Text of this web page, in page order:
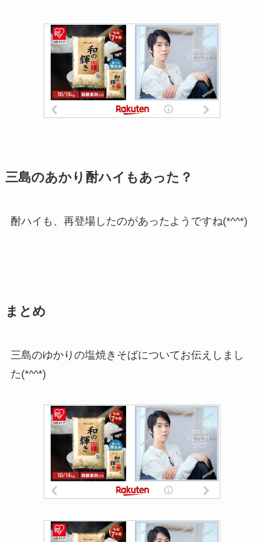
三島のあかり酎ハイもあった？
酎ハイも、再登場したのがあったようですね(*^^*)
まとめ
三島のゆかりの塩焼きそばについてお伝えしまし
た(*^^*)